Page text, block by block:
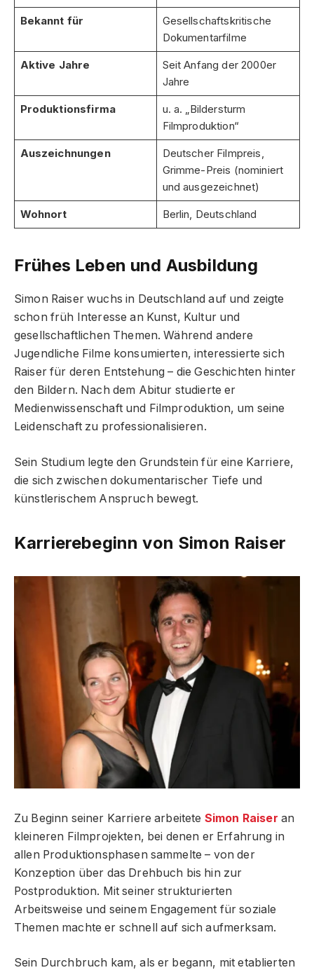
Bekannt für
Gesellschaftskritische
Dokumentarfilme
Aktive Jahre
Seit Anfang der 2000er
Jahre
Produktionsfirma
u. a. „Bildersturm
Filmproduktion“
Auszeichnungen
Deutscher Filmpreis,
Grimme-Preis (nominiert
und ausgezeichnet)
Wohnort Berlin, Deutschland
Frühes Leben und Ausbildung
Simon Raiser wuchs in Deutschland auf und zeigte
schon früh Interesse an Kunst, Kultur und
gesellschaftlichen Themen. Während andere
Jugendliche Filme konsumierten, interessierte sich
Raiser für deren Entstehung – die Geschichten hinter
den Bildern. Nach dem Abitur studierte er
Medienwissenschaft und Filmproduktion, um seine
Leidenschaft zu professionalisieren.
Sein Studium legte den Grundstein für eine Karriere,
die sich zwischen dokumentarischer Tiefe und
künstlerischem Anspruch bewegt.
Karrierebeginn von Simon Raiser
Zu Beginn seiner Karriere arbeitete Simon Raiser an
kleineren Filmprojekten, bei denen er Erfahrung in
allen Produktionsphasen sammelte – von der
Konzeption über das Drehbuch bis hin zur
Postproduktion. Mit seiner strukturierten
Arbeitsweise und seinem Engagement für soziale
Themen machte er schnell auf sich aufmerksam.
Sein Durchbruch kam, als er begann, mit etablierten